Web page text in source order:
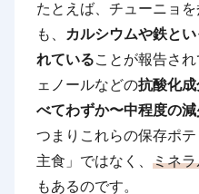
たとえば、チューニョ
も、
カルシウムや鉄と
れていることが報告さ
ェノールなどの抗酸化
べてわずか〜中程度の
つまりこれらの保存ポ
主食」ではなく、 ミネ
もあるのです。